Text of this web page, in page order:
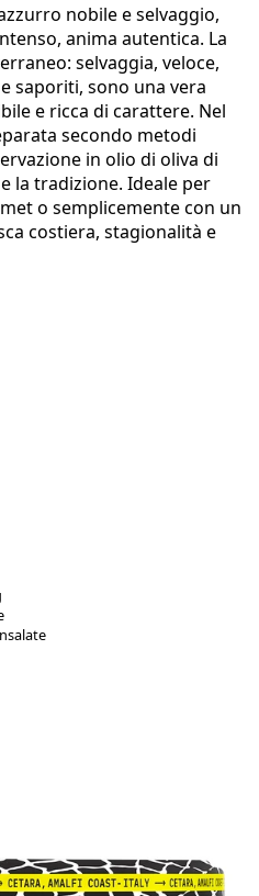
nobile e selvaggio,
anima autentica. La
selvaggia, veloce,
saporiti, sono una vera
e ricca di carattere. Nel
secondo metodi
in olio di oliva di
la tradizione. Ideale per
o semplicemente con un
costiera, stagionalità e